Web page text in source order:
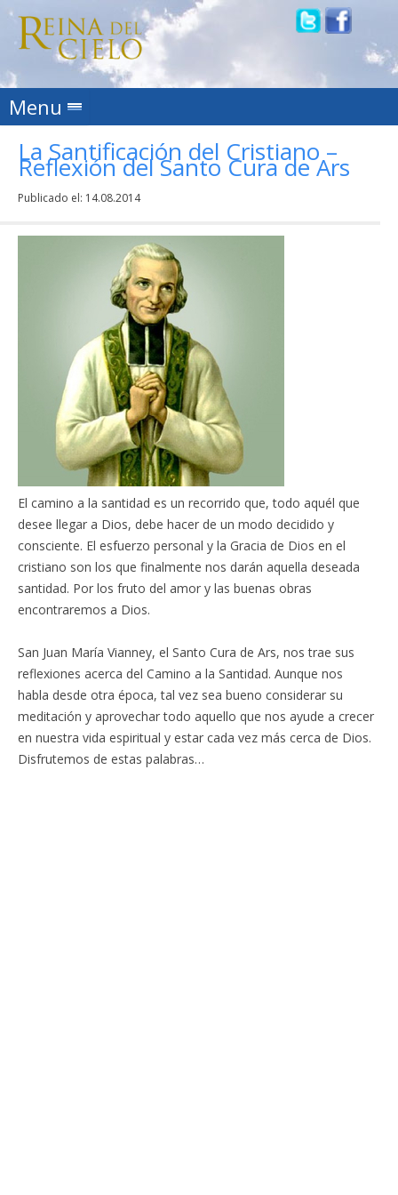
Menu Skip to content
La Santificación del Cristiano –
Reflexión del Santo Cura de Ars
Publicado el: 14.08.2014
El camino a la santidad es un recorrido que, todo aquél que
desee llegar a Dios, debe hacer de un modo decidido y
consciente. El esfuerzo personal y la Gracia de Dios en el
cristiano son los que finalmente nos darán aquella deseada
santidad. Por los fruto del amor y las buenas obras
encontraremos a Dios.
San Juan María Vianney, el Santo Cura de Ars, nos trae sus
reflexiones acerca del Camino a la Santidad. Aunque nos
habla desde otra época, tal vez sea bueno considerar su
meditación y aprovechar todo aquello que nos ayude a crecer
en nuestra vida espiritual y estar cada vez más cerca de Dios.
Disfrutemos de estas palabras…